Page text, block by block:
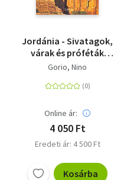
Jordánia - Sivatagok,
várak és próféták
országa
Gorio, Nino
Online ár:
4 050 Ft
Eredeti ár: 4 500 Ft
Kosárba